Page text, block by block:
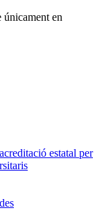
únicament en
estatal per